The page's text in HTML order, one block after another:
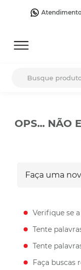
OPS... NÃO
Verifique se
Tente
Tente
Faça buscas